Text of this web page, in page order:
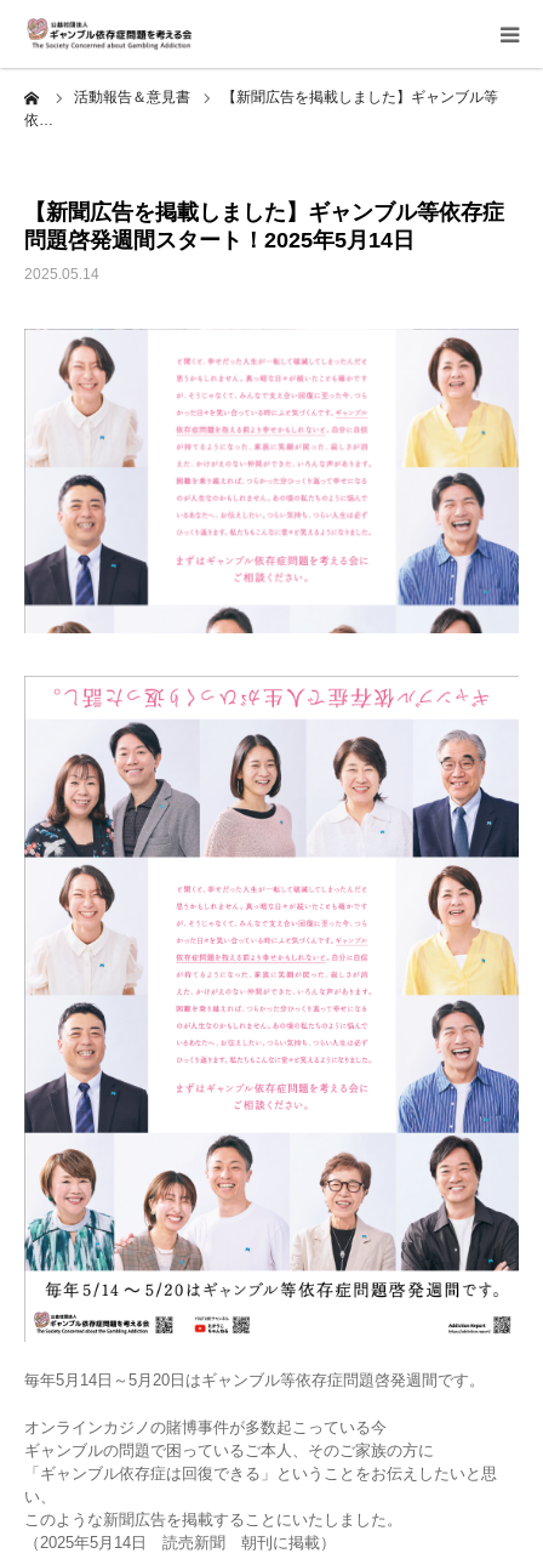
活動報告＆意見書
【新聞広告を掲載しました】ギャンブル等
依…
【新聞広告を掲載しました】ギャンブル等依存症
問題啓発週間スタート！2025年5月14日
2025.05.14
毎年5月14日～5月20日はギャンブル等依存症問題啓発週間です。
オンラインカジノの賭博事件が多数起こっている今
ギャンブルの問題で困っているご本人、そのご家族の方に
「ギャンブル依存症は回復できる」ということをお伝えしたいと思
い、
このような新聞広告を掲載することにいたしました。
（2025年5月14日 読売新聞 朝刊に掲載）
当会について
家族相談会
活動報告＆意見書
当事者支援部
子どもたちへ
自死遺族会
広報・啓発
プレスリリース
お問い合わせ
言語選択/Select Language:English